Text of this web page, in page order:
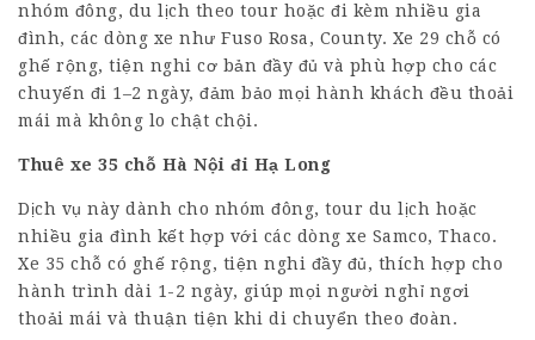
nhóm đông, du lịch theo tour hoặc đi kèm nhiều gia
đình, các dòng xe như Fuso Rosa, County. Xe 29 chỗ có
ghế rộng, tiện nghi cơ bản đầy đủ và phù hợp cho các
chuyến đi 1–2 ngày, đảm bảo mọi hành khách đều thoải
mái mà không lo chật chội.
Thuê xe 35 chỗ Hà Nội đi Hạ Long
Dịch vụ này dành cho nhóm đông, tour du lịch hoặc
nhiều gia đình kết hợp với các dòng xe Samco, Thaco.
Xe 35 chỗ có ghế rộng, tiện nghi đầy đủ, thích hợp cho
hành trình dài 1-2 ngày, giúp mọi người nghỉ ngơi
thoải mái và thuận tiện khi di chuyển theo đoàn.